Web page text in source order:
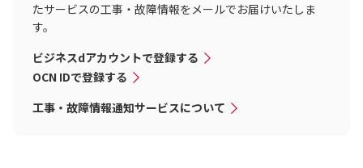
たサービスの工事・故障情報をメールでお届けいたしま
す。
ビジネスdアカウントで登録する
OCN IDで登録する
工事・故障情報通知サービスについて